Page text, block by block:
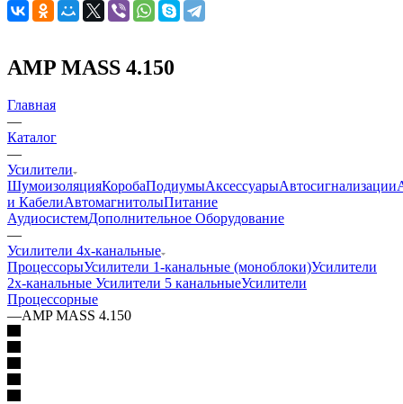
AMP MASS 4.150
Главная
—
Каталог
—
Усилители
ШумоизоляцияКоробаПодиумыАксессуарыАвтосигнализации
и КабелиАвтомагнитолыПитание
АудиосистемДополнительное Оборудование
—
Усилители 4х-канальные
ПроцессорыУсилители 1-канальные (моноблоки)Усилители
2х-канальные Усилители 5 канальныеУсилители
Процессорные
—AMP MASS 4.150